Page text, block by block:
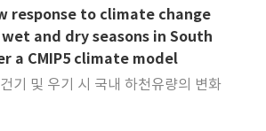
확실성이 가장 큰 것으로 분석되었다.
, 단계별 불확실성 비율, 총 불확실성의
가 가능 하다. 본 연구에서는 기후변화
의 단계별 불확실성 정량화와 전파과정
래 2030년부터 2059년까지를 대상으
나리오, 3개 GCM, 2개 상세화기법, 2
response to climate change
and dry seasons in South
a CMIP5 climate model
기 및 우기 시 국내 하천유량의 변화